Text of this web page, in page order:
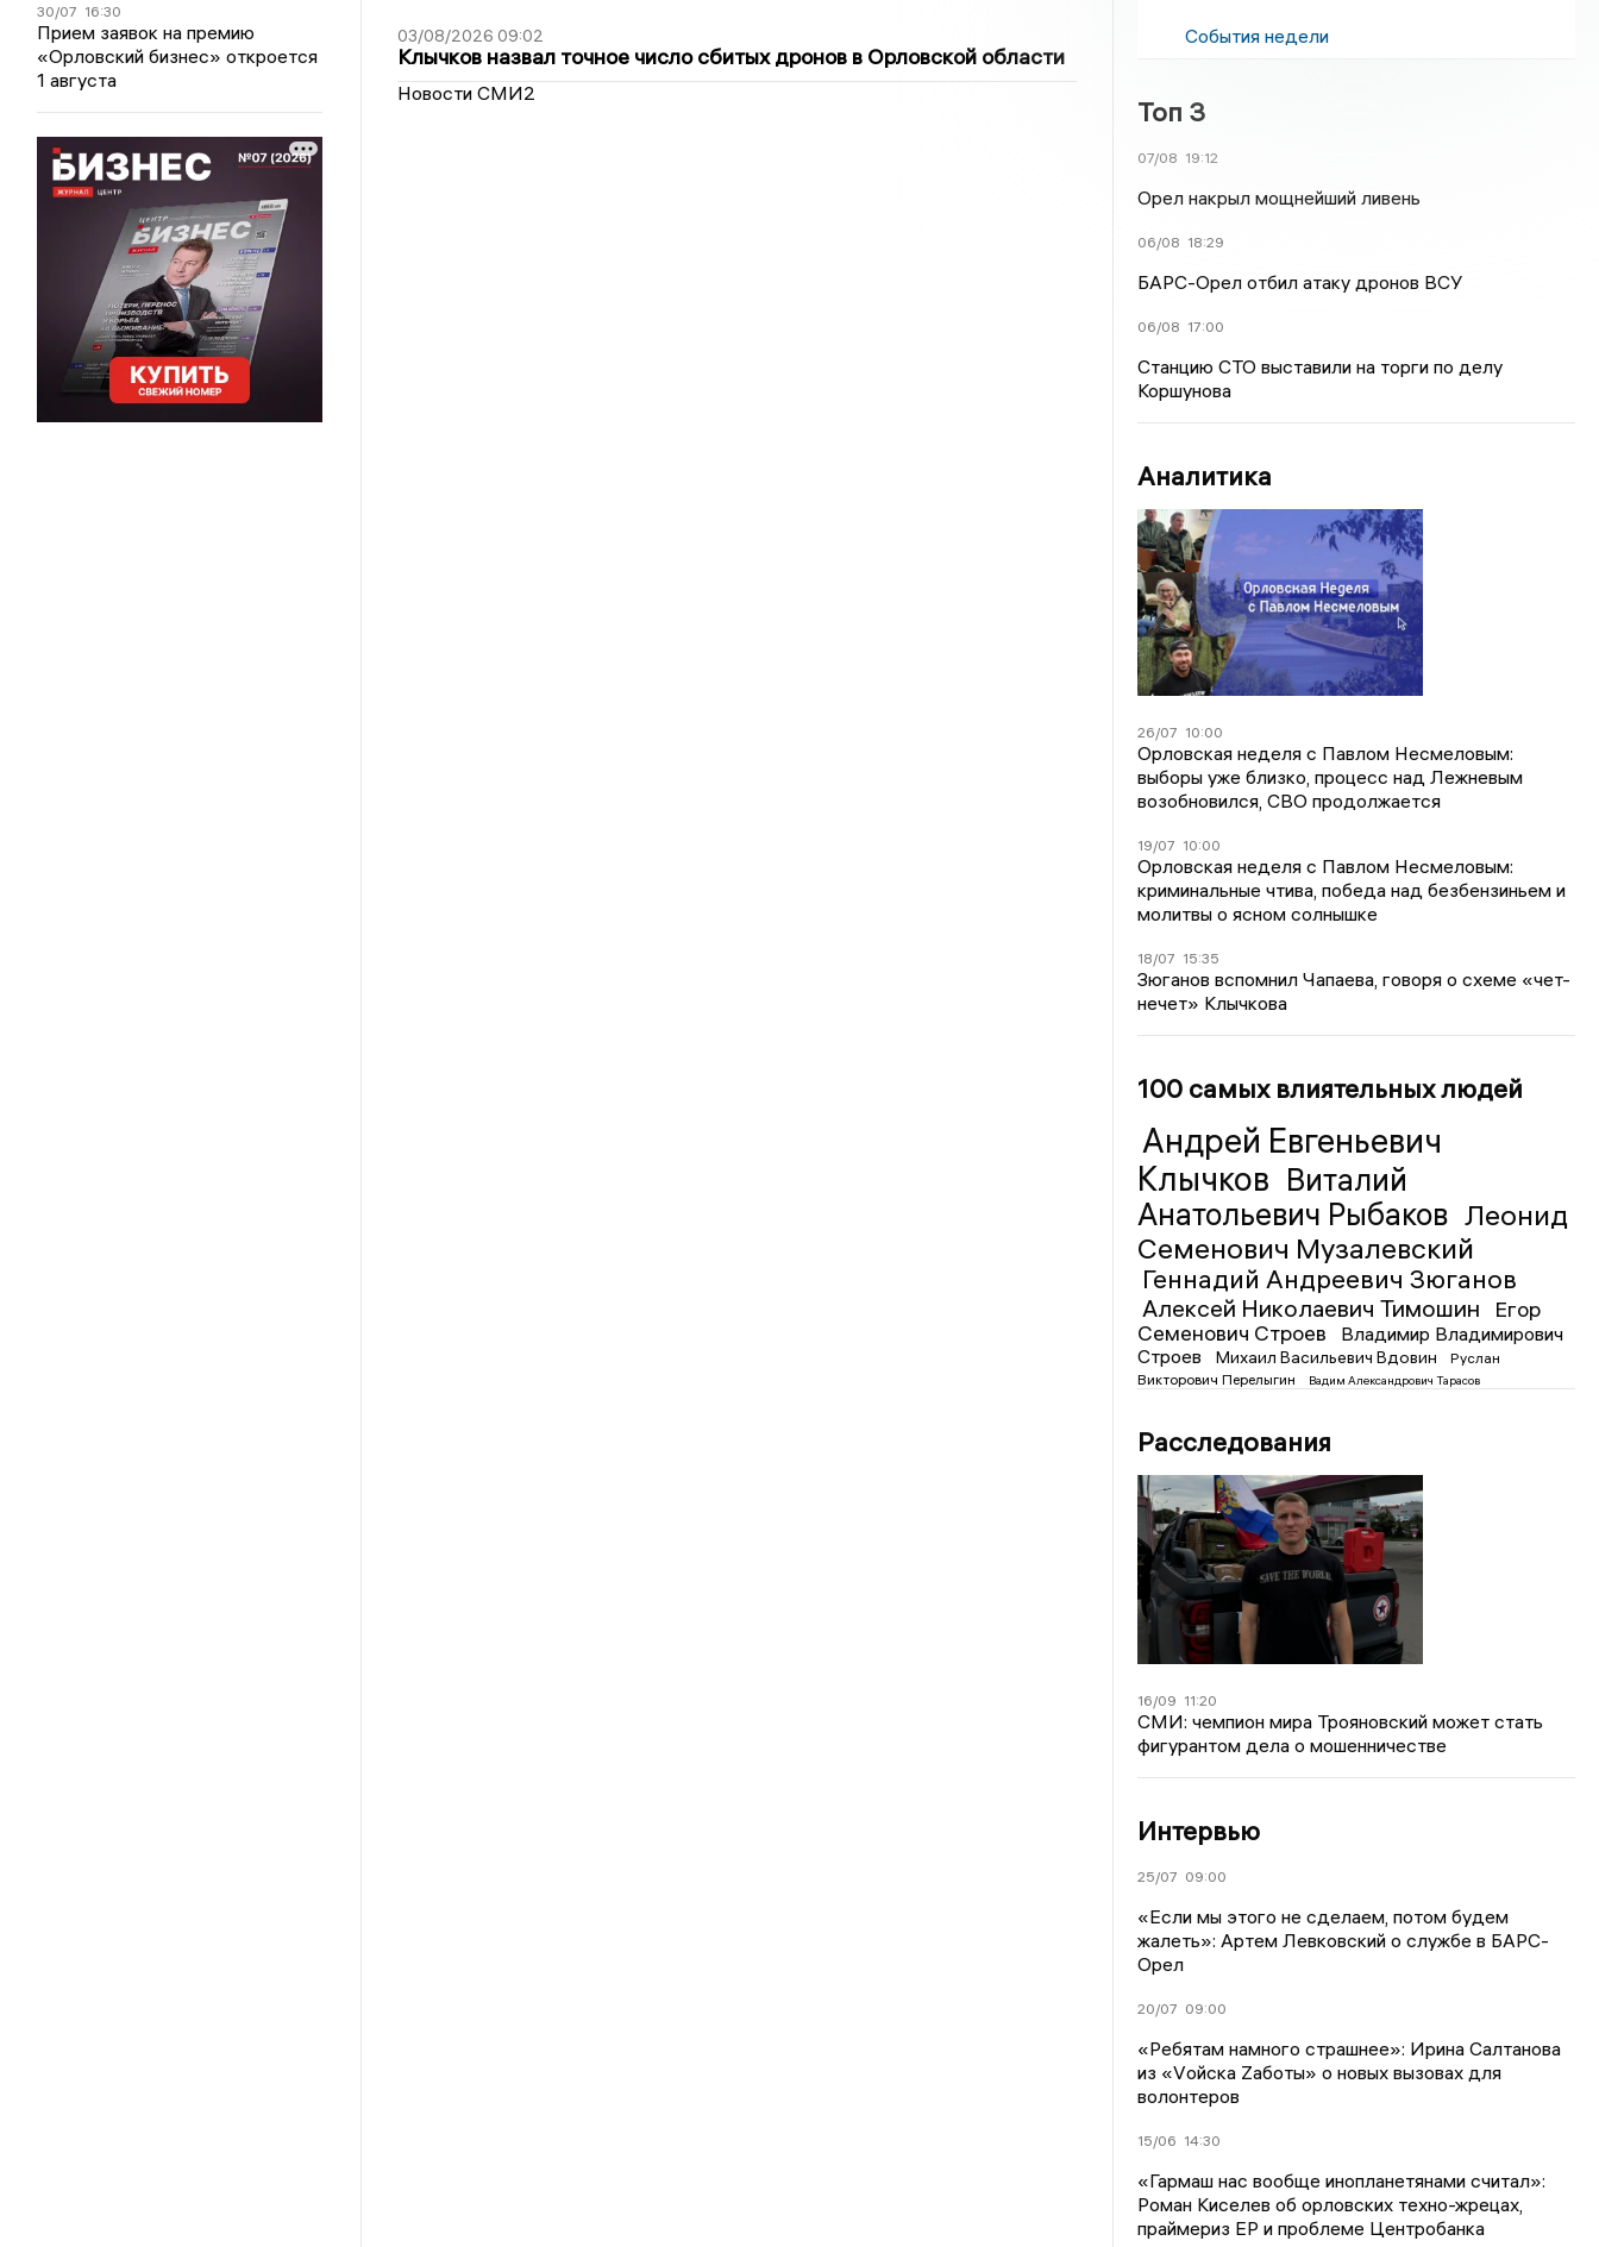
30/07 16:30
Прием заявок на премию
«Орловский бизнес» откроется
1 августа
03/08/2026 09:02
Клычков назвал точное число сбитых дронов в Орловской области
Новости СМИ2
События недели
Топ 3
07/08 19:12
Орел накрыл мощнейший ливень
06/08 18:29
БАРС-Орел отбил атаку дронов ВСУ
06/08 17:00
Станцию СТО выставили на торги по делу
Коршунова
Аналитика
26/07 10:00
Орловская неделя с Павлом Несмеловым:
выборы уже близко, процесс над Лежневым
возобновился, СВО продолжается
19/07 10:00
Орловская неделя с Павлом Несмеловым:
криминальные чтива, победа над безбензиньем и
молитвы о ясном солнышке
18/07 15:35
Зюганов вспомнил Чапаева, говоря о схеме «чет-
нечет» Клычкова
100 самых влиятельных людей
Андрей Евгеньевич
Клычков Виталий
Анатольевич Рыбаков Леонид
Семенович Музалевский
Геннадий Андреевич Зюганов
Алексей Николаевич Тимошин
Егор
Семенович Строев
Владимир Владимирович
Строев
Михаил Васильевич Вдовин
Руслан
Викторович Перелыгин
Вадим Александрович Тарасов
Расследования
16/09 11:20
СМИ: чемпион мира Трояновский может стать
фигурантом дела о мошенничестве
Интервью
25/07 09:00
«Если мы этого не сделаем, потом будем
жалеть»: Артем Левковский о службе в БАРС-
Орел
20/07 09:00
«Ребятам намного страшнее»: Ирина Салтанова
из «Vойска Zаботы» о новых вызовах для
волонтеров
15/06 14:30
«Гармаш нас вообще инопланетянами считал»:
Роман Киселев об орловских техно-жрецах,
праймериз ЕР и проблеме Центробанка